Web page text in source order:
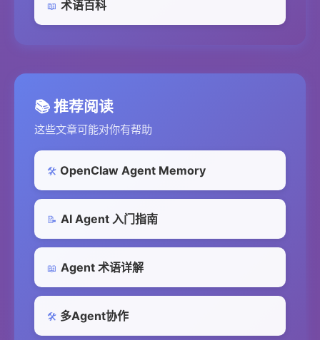
📖 术语百科
📚 推荐阅读
这些文章可能对你有帮助
🛠️ OpenClaw Agent Memory
📝 AI Agent 入门指南
📖 Agent 术语详解
🛠️ 多Agent协作